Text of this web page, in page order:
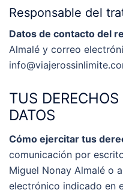
Responsable del
Datos de contacto del
Almalé y correo
TUS
DATOS
Cómo ejercitar tus
comunicación por
Miguel Nonay Almalé o
electrónico indicado en